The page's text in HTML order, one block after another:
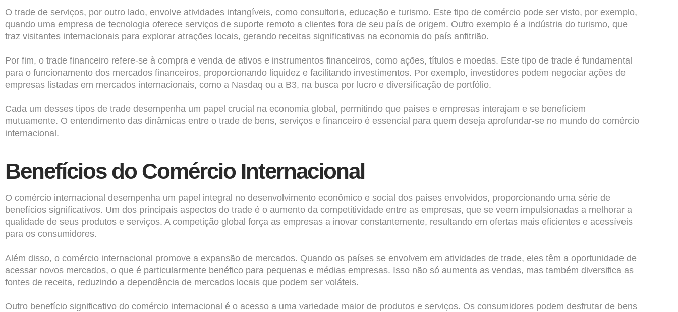
O trade de serviços, por outro lado, envolve atividades intangíveis, como consultoria, educação e turismo. Este tipo de comércio pode ser visto, por exemplo,
quando uma empresa de tecnologia oferece serviços de suporte remoto a clientes fora de seu país de origem. Outro exemplo é a indústria do turismo, que
traz visitantes internacionais para explorar atrações locais, gerando receitas significativas na economia do país anfitrião.
Por fim, o trade financeiro refere-se à compra e venda de ativos e instrumentos financeiros, como ações, títulos e moedas. Este tipo de trade é fundamental
para o funcionamento dos mercados financeiros, proporcionando liquidez e facilitando investimentos. Por exemplo, investidores podem negociar ações de
empresas listadas em mercados internacionais, como a Nasdaq ou a B3, na busca por lucro e diversificação de portfólio.
Cada um desses tipos de trade desempenha um papel crucial na economia global, permitindo que países e empresas interajam e se beneficiem
mutuamente. O entendimento das dinâmicas entre o trade de bens, serviços e financeiro é essencial para quem deseja aprofundar-se no mundo do comércio
internacional.
Benefícios do Comércio Internacional
O comércio internacional desempenha um papel integral no desenvolvimento econômico e social dos países envolvidos, proporcionando uma série de
benefícios significativos. Um dos principais aspectos do trade é o aumento da competitividade entre as empresas, que se veem impulsionadas a melhorar a
qualidade de seus produtos e serviços. A competição global força as empresas a inovar constantemente, resultando em ofertas mais eficientes e acessíveis
para os consumidores.
Além disso, o comércio internacional promove a expansão de mercados. Quando os países se envolvem em atividades de trade, eles têm a oportunidade de
acessar novos mercados, o que é particularmente benéfico para pequenas e médias empresas. Isso não só aumenta as vendas, mas também diversifica as
fontes de receita, reduzindo a dependência de mercados locais que podem ser voláteis.
Outro benefício significativo do comércio internacional é o acesso a uma variedade maior de produtos e serviços. Os consumidores podem desfrutar de bens